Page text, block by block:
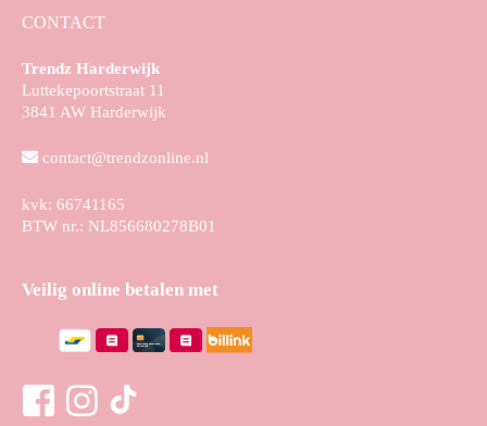
CONTACT
Trendz Harderwijk
Luttekepoortstraat 11
3841 AW Harderwijk
contact@trendzonline.nl
kvk: 66741165
BTW nr.: NL856680278B01
Veilig online betalen met